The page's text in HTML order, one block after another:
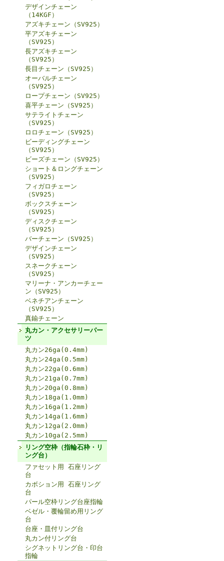
デザインチェーン
（14KGF）
アズキチェーン（SV925）
平アズキチェーン
（SV925）
長アズキチェーン
（SV925）
長目チェーン（SV925）
オーバルチェーン
（SV925）
ロープチェーン（SV925）
喜平チェーン（SV925）
サテライトチェーン
（SV925）
ロロチェーン（SV925）
ビーディングチェーン
（SV925）
ビーズチェーン（SV925）
ショート＆ロングチェーン
（SV925）
フィガロチェーン
（SV925）
ボックスチェーン
（SV925）
ディスクチェーン
（SV925）
バーチェーン（SV925）
デザインチェーン
（SV925）
スネークチェーン
（SV925）
マリーナ・アンカーチェー
ン（SV925）
ベネチアンチェーン
（SV925）
真鍮チェーン
丸カン・アクセサリーパー
ツ
丸カン26ga(0.4mm)
丸カン24ga(0.5mm)
丸カン22ga(0.6mm)
丸カン21ga(0.7mm)
丸カン20ga(0.8mm)
丸カン18ga(1.0mm)
丸カン16ga(1.2mm)
丸カン14ga(1.6mm)
丸カン12ga(2.0mm)
丸カン10ga(2.5mm)
リング空枠（指輪石枠・リ
ング台）
ファセット用 石座リング
台
カボション用 石座リング
台
パール空枠リング台座指輪
ベゼル・覆輪留め用リング
台
台座・皿付リング台
丸カン付リング台
シグネットリング台・印台
指輪